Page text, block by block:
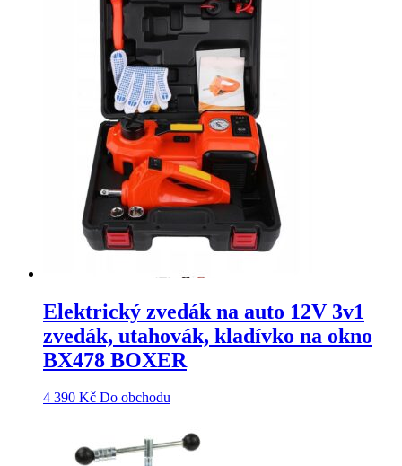
Elektrický zvedák na auto 12V 3v1
zvedák, utahovák, kladívko na okno
BX478 BOXER
4 390 Kč Do obchodu